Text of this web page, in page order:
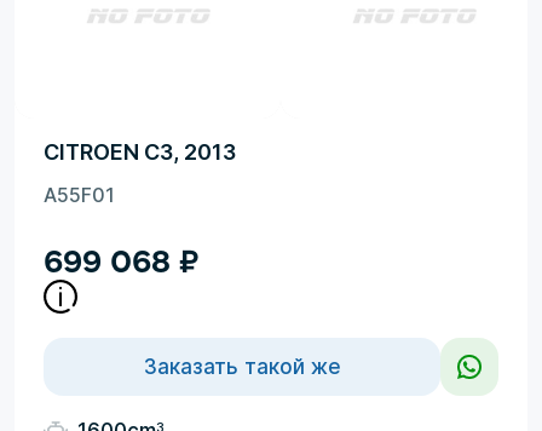
CITROEN C3, 2013
A55F01
699 068 ₽
Заказать такой же
3